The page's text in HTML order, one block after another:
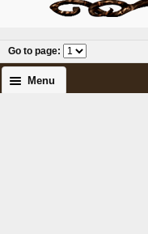
Go to page:
Menu